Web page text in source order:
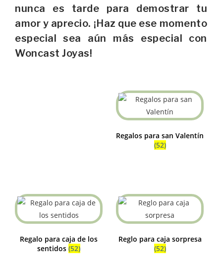
nunca es tarde para demostrar tu
amor y aprecio. ¡Haz que ese momento
especial sea aún más especial con
Woncast Joyas!
Regalos para san Valentín
(52)
Regalo para caja de los
sentidos (52)
Reglo para caja sorpresa
(52)